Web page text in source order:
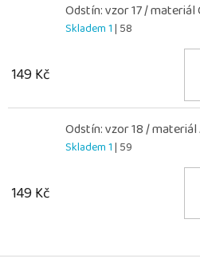
Odstín: vzor 17 / materiál
Skladem 1| 58
149 Kč
Odstín: vzor 18 / materiál
Skladem 1| 59
149 Kč
Z